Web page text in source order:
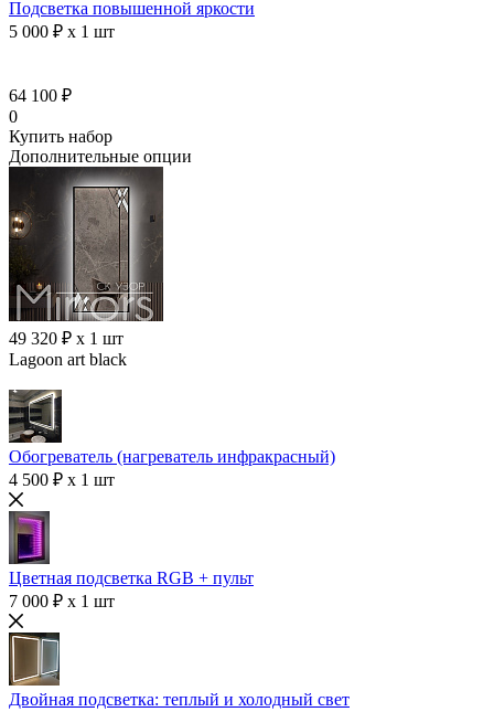
Подсветка повышенной яркости
5 000 ₽ x 1 шт
64 100 ₽
0
Купить набор
Дополнительные опции
49 320 ₽ x 1 шт
Lagoon art black
Обогреватель (нагреватель инфракрасный)
4 500 ₽ x 1 шт
Цветная подсветка RGB + пульт
7 000 ₽ x 1 шт
Двойная подсветка: теплый и холодный свет